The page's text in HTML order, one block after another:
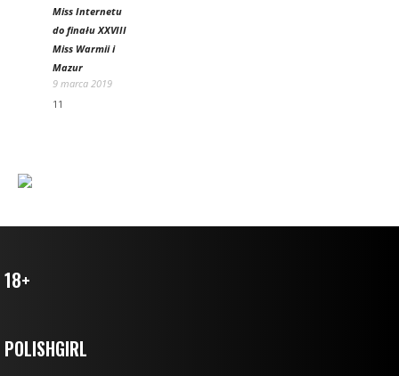
Miss Internetu
do finału XXVIII
Miss Warmii i
Mazur
9 marca 2019
11
18+
POLISHGIRL